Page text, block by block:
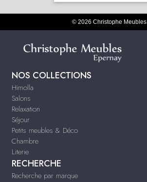
© 2026 Christophe Meubles
NOS COLLECTIONS
Himolla
Salons
Relaxation
Séjour
Petits meubles & Déco
Chambre
Literie
RECHERCHE
Recherche par marque